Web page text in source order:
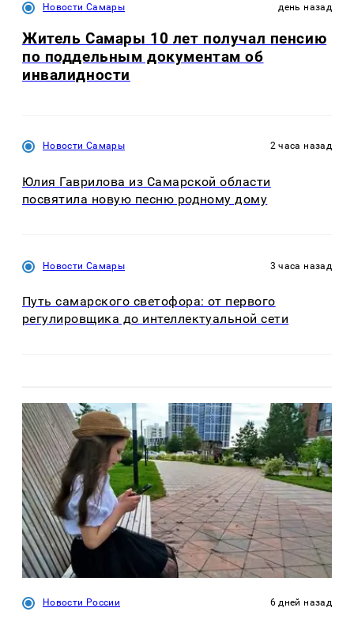
Новости Самары день назад
Житель Самары 10 лет получал пенсию
по поддельным документам об
инвалидности
Новости Самары 2 часа назад
Юлия Гаврилова из Самарской области
посвятила новую песню родному дому
Новости Самары 3 часа назад
Путь самарского светофора: от первого
регулировщика до интеллектуальной сети
Новости России 6 дней назад